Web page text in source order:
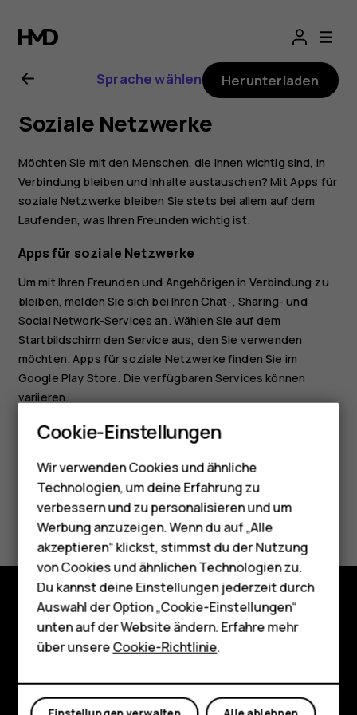
Nokia
8
Sirocco
Smartphones
Feature Phones
Telefone für Senioren
Zubehör
HMD Terra M
Für Unternehmen
Tablets
Shop
Mein Konto
Sprache wählen Herunterladen
Soziale Netzwerke
Möchten Sie mit den Menschen, die Ihnen wichtig sind, in
Verbindung bleiben und Inhalte austauschen? Mit Apps für
soziale Netzwerke bleiben Sie stets bei allem auf dem
Laufenden, was Ihren Freunden wichtig ist.
Apps für soziale Netzwerke
Um mit Ihren Freunden und Angehörigen in Verbindung zu
bleiben, melden Sie sich bei Ihren Chat-, Sharing- und
Social Network-Services an. Wählen Sie auf dem
Startbildschirm den Service aus, den Sie verwenden
möchten. Apps für soziale Netzwerke finden Sie im
Google Play Store. Die verfügbaren Services können
variieren.
Did you find this helpful?
Ja Nein
Shop
Über
Planet and people
Cookie-Einstellungen
Wir verwenden Cookies und ähnliche
Technologien, um deine Erfahrung zu
verbessern und zu personalisieren und um
Werbung anzuzeigen. Wenn du auf „Alle
akzeptieren“ klickst, stimmst du der Nutzung
von Cookies und ähnlichen Technologien zu.
Du kannst deine Einstellungen jederzeit durch
Auswahl der Option „Cookie-Einstellungen“
unten auf der Website ändern. Erfahre mehr
über unsereCookie-Richtlinie.